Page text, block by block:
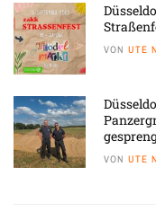
VON UTE
VON UTE